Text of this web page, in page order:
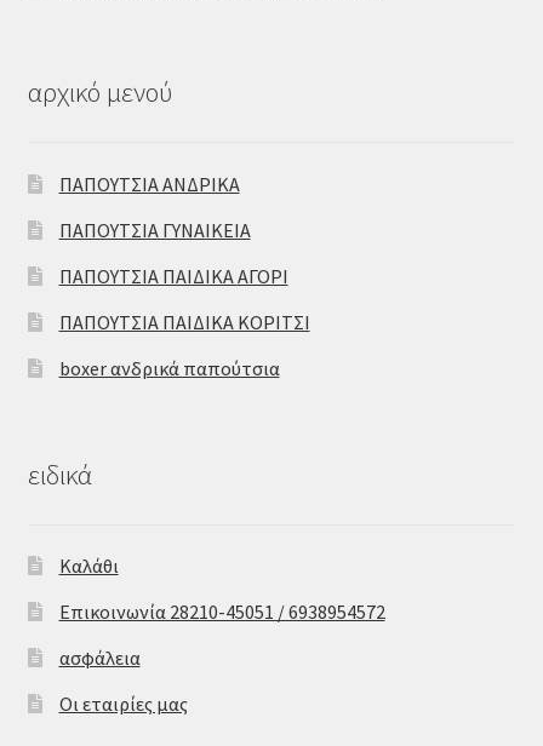
αρχικό μενού
ΠΑΠΟΥΤΣΙΑ ΑΝΔΡΙΚΑ
ΠΑΠΟΥΤΣΙΑ ΓΥΝΑΙΚΕΙΑ
ΠΑΠΟΥΤΣΙΑ ΠΑΙΔΙΚΑ ΑΓΟΡΙ
ΠΑΠΟΥΤΣΙΑ ΠΑΙΔΙΚΑ ΚΟΡΙΤΣΙ
boxer ανδρικά παπούτσια
ειδικά
Καλάθι
Επικοινωνία 28210-45051 / 6938954572
ασφάλεια
Οι εταιρίες μας